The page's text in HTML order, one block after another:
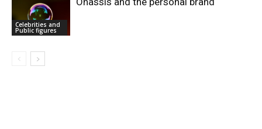
Celebrities and
Public figures